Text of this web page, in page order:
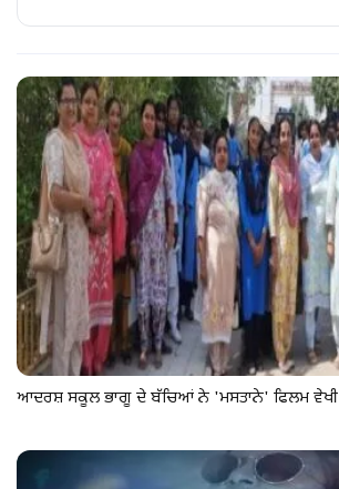
ਆਦਰਸ਼ ਸਕੂਲ ਭਾਗੂ ਦੇ ਬੱਚਿਆਂ ਨੇ 'ਮਸਤਾਨੇ' ਫਿਲਮ ਵੇਖੀ